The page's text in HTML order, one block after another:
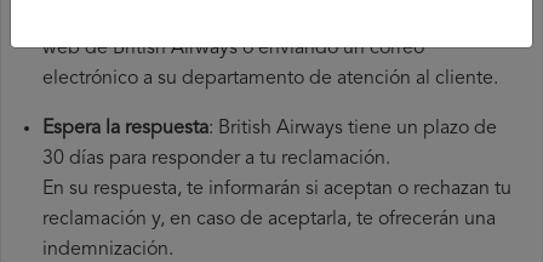
web de British Airways o enviando un correo
electrónico a su departamento de atención al cliente.
Espera la respuesta: British Airways tiene un plazo de
30 días para responder a tu reclamación.
En su respuesta, te informarán si aceptan o rechazan tu
reclamación y, en caso de aceptarla, te ofrecerán una
indemnización.